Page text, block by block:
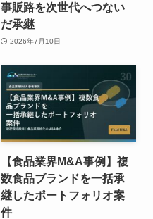
事販路を次世代へつない
だ承継
2026年7月10日
【食品業界M&A事例】複
数食品ブランドを一括承
継したポートフォリオ案
件